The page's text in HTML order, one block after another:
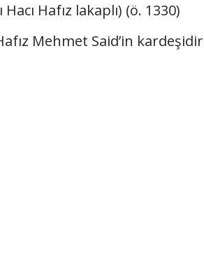
Hafız lakaplı) (ö. 1330)
Mehmet Said’in